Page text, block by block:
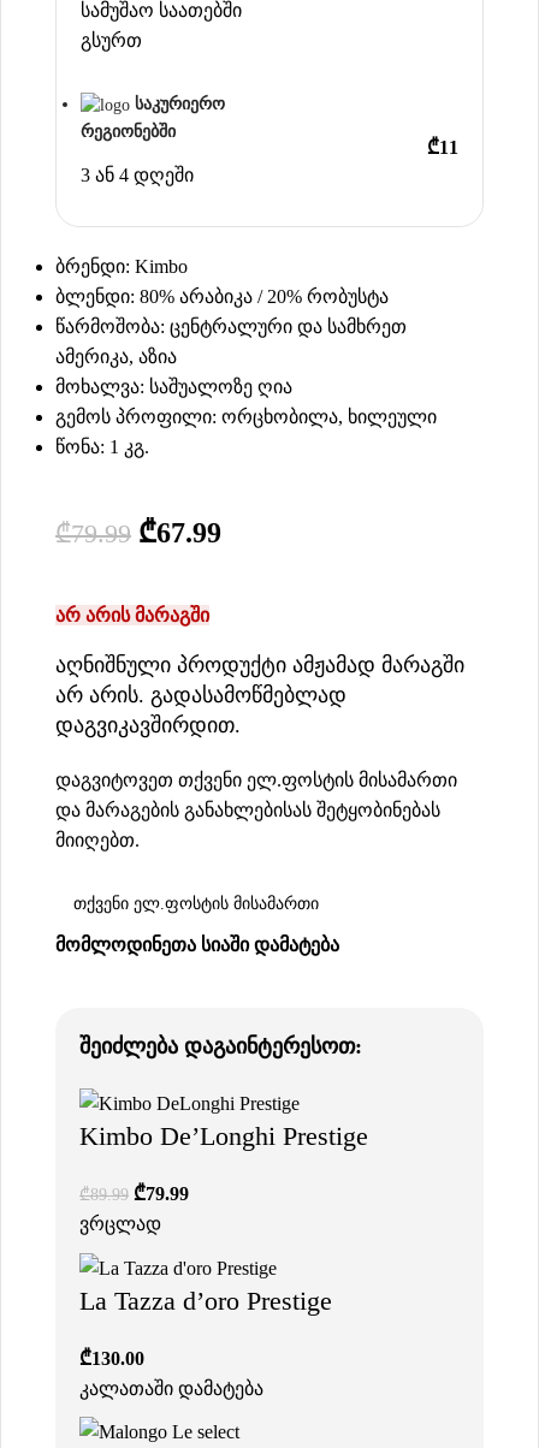
სამუშაო საათებში
გსურთ
საკურიერო
რეგიონებში
3 ან 4 დღეში
₾11
ბრენდი: Kimbo
ბლენდი: 80% არაბიკა / 20% რობუსტა
წარმოშობა: ცენტრალური და სამხრეთ
ამერიკა, აზია
მოხალვა: საშუალოზე ღია
გემოს პროფილი: ორცხობილა, ხილეული
წონა: 1 კგ.
₾79.99 ₾67.99
არ არის მარაგში
აღნიშნული პროდუქტი ამჟამად მარაგში
არ არის. გადასამოწმებლად
დაგვიკავშირდით.
დაგვიტოვეთ თქვენი ელ.ფოსტის მისამართი
და მარაგების განახლებისას შეტყობინებას
მიიღებთ.
ᲛᲝᲛᲚᲝᲓᲘᲜᲔᲗᲐ ᲡᲘᲐᲨᲘ ᲓᲐᲛᲐᲢᲔᲑᲐ
შეიძლება დაგაინტერესოთ:
Kimbo De’Longhi Prestige
₾89.99 ₾79.99
ვრცლად
La Tazza d’oro Prestige
₾130.00
კალათაში დამატება